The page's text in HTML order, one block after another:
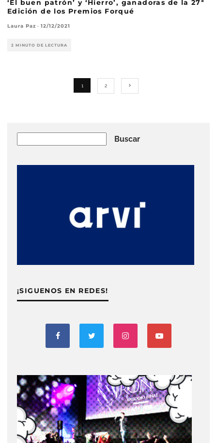
‘El buen patrón’ y ‘Hierro’, ganadoras de la 27ª
Edición de los Premios Forqué
Laura Paz · 12/12/2021
2 MINUTO DE LECTURA
1 2
Buscar
¡SIGUENOS EN REDES!